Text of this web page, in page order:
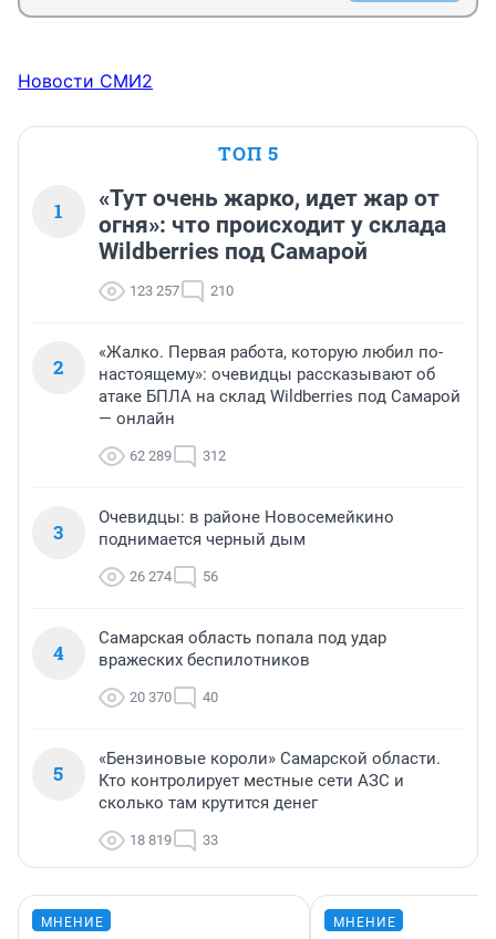
Новости СМИ2
ТОП 5
1
«Тут очень жарко, идет жар от
огня»: что происходит у склада
Wildberries под Самарой
123 257 210
2
«Жалко. Первая работа, которую любил по-
настоящему»: очевидцы рассказывают об
атаке БПЛА на склад Wildberries под Самарой
— онлайн
62 289 312
3
Очевидцы: в районе Новосемейкино
поднимается черный дым
26 274 56
4
Самарская область попала под удар
вражеских беспилотников
20 370 40
5
«Бензиновые короли» Самарской области.
Кто контролирует местные сети АЗС и
сколько там крутится денег
18 819 33
МНЕНИЕ МНЕНИЕ